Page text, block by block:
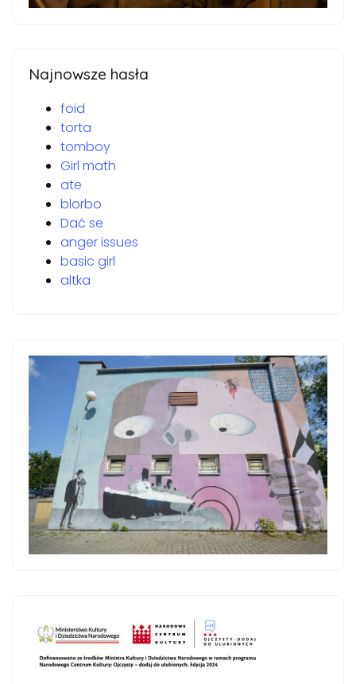
Najnowsze hasła
foid
torta
tomboy
Girl math
ate
blorbo
Dać se
anger issues
basic girl
altka